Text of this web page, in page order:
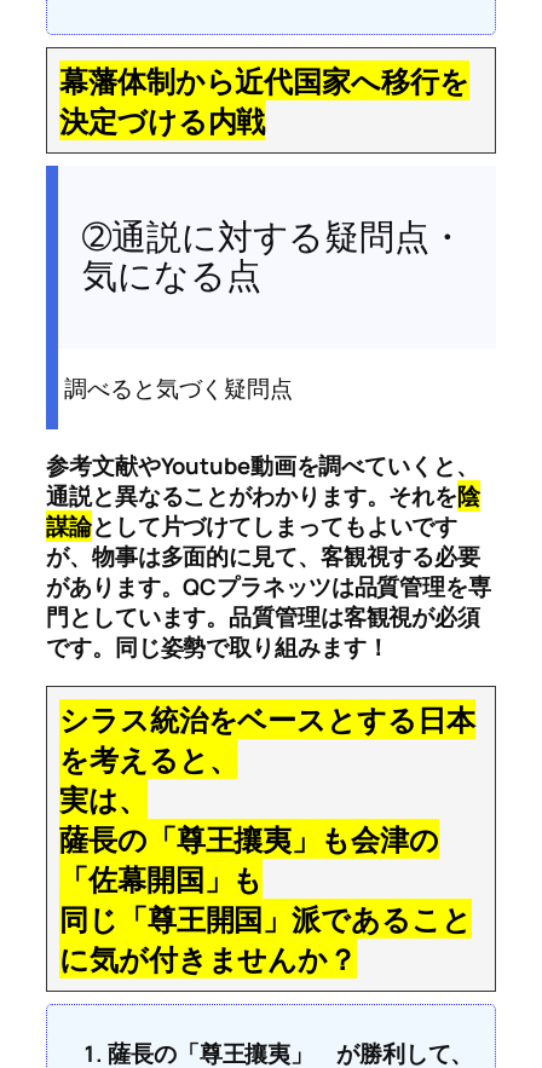
幕藩体制から近代国家へ移行を
決定づける内戦
➁通説に対する疑問点・
気になる点
調べると気づく疑問点
参考文献やYoutube動画を調べていくと、
通説と異なることがわかります。それを陰
謀論として片づけてしまってもよいです
が、物事は多面的に見て、客観視する必要
があります。QCプラネッツは品質管理を専
門としています。品質管理は客観視が必須
です。同じ姿勢で取り組みます！
シラス統治をベースとする日本
を考えると、
実は、
薩長の「尊王攘夷」も会津の
「佐幕開国」も
同じ「尊王開国」派であること
に気が付きませんか？
薩長の「尊王攘夷」 が勝利して、